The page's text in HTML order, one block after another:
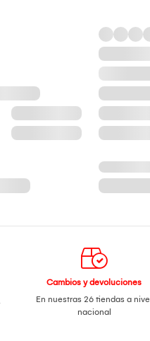
Cambios y devoluciones
En nuestras 26 tiendas a nivel
nacional